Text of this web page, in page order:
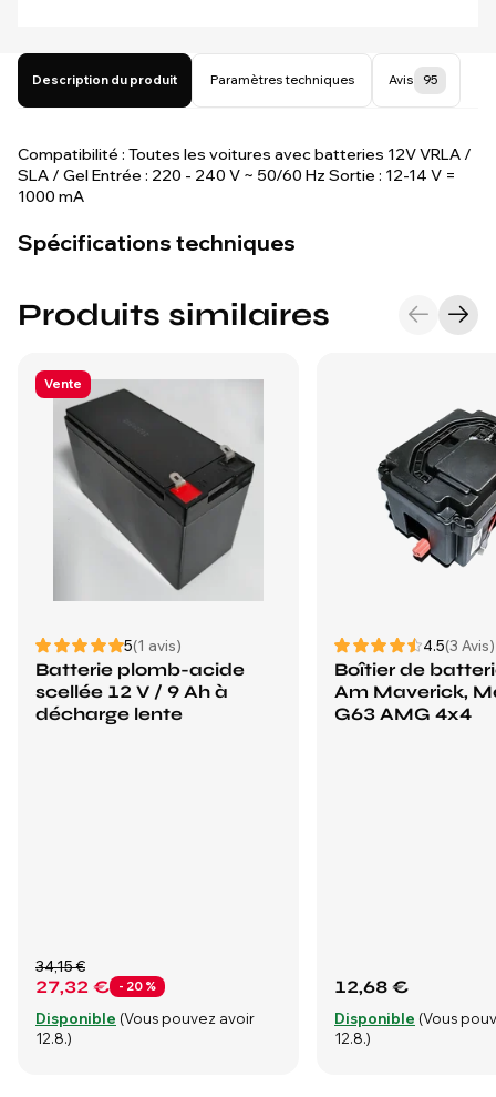
Description du produit Paramètres techniques Avis 95
Compatibilité : Toutes les voitures avec batteries 12V VRLA /
SLA / Gel Entrée : 220 - 240 V ~ 50/60 Hz Sortie : 12-14 V =
1000 mA
Spécifications techniques
Produits similaires
Vente
5(1 avis)
Batterie plomb-acide
scellée 12 V / 9 Ah à
décharge lente
27,32 € - 20 %
34,15 €
Disponible (Vous pouvez avoir
12.8.)
4.5(3 Avis)
Boîtier de
Am Maverick,
G63 AMG 4x4
12,68 €
Disponible (Vous
12.8.)